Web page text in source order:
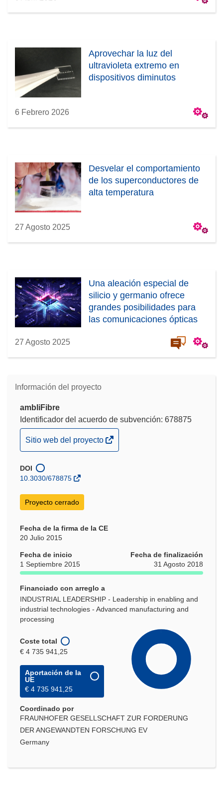
Aprovechar la luz del
ultravioleta extremo en
dispositivos diminutos
6 Febrero 2026
Desvelar el comportamiento
de los superconductores de
alta temperatura
27 Agosto 2025
Una aleación especial de
silicio y germanio ofrece
grandes posibilidades para
las comunicaciones ópticas
27 Agosto 2025
Información del proyecto
ambliFibre
Identificador del acuerdo de subvención: 678875
(se
abrirá
una
ventana)
Sitio web del proyecto
DOI
10.3030/678875
Proyecto cerrado
Fecha de la firma de la CE
20 Julio 2015
Fecha de inicio
1 Septiembre 2015
Fecha de finalización
31 Agosto 2018
Financiado con arreglo a
INDUSTRIAL LEADERSHIP - Leadership in enabling and
industrial technologies - Advanced manufacturing and
processing
Coste total
€ 4 735 941,25
Aportación de la
UE
€ 4 735 941,25
Coordinado por
FRAUNHOFER GESELLSCHAFT ZUR FORDERUNG
DER ANGEWANDTEN FORSCHUNG EV
Germany